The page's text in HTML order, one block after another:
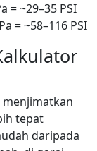
= ~29–35 PSI
= ~58–116 PSI
menjimatkan
tepat
daripada